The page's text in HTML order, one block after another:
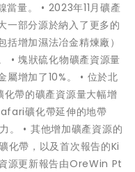
量。 • 2023年11月礦產
一部分源於納入了更多的
增加濕法冶金精煉廠）
• 塊狀硫化物礦產資源量
屬增加了10%。 • 位於北
帶的礦產資源量大幅增
礦化帶延伸的地帶
。 • 其他增加礦產資源的
化帶，以及首次報告的Ki
源更新報告由OreWin Pt